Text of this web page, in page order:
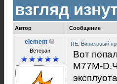
взгляд
Автор Сообщение
element
Ветеран
RE: Виниловый
Вот
M77M-